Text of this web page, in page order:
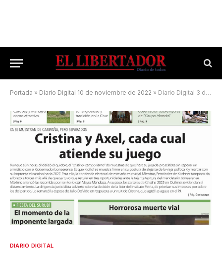
Portada » Diario Digital 10 de noviembre de 2022 » Diario Digital 3 de mayo de 2025
DIARIO DIGITAL